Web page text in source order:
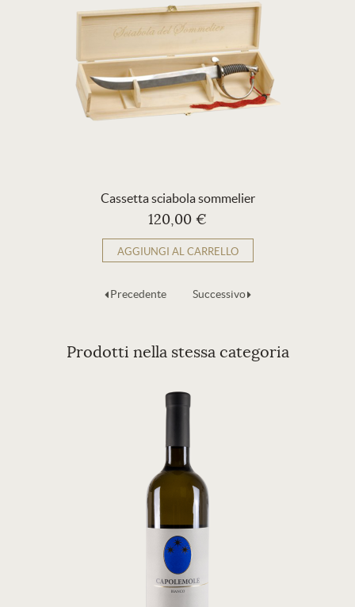
Cassetta sciabola sommelier
120,00 €
AGGIUNGI AL CARRELLO
Precedente Successivo
Prodotti nella stessa categoria